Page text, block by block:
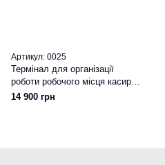
Артикул: 0025
Термінал для організації
роботи робочого місця касира,
бармена, офіціанта
14 900 грн